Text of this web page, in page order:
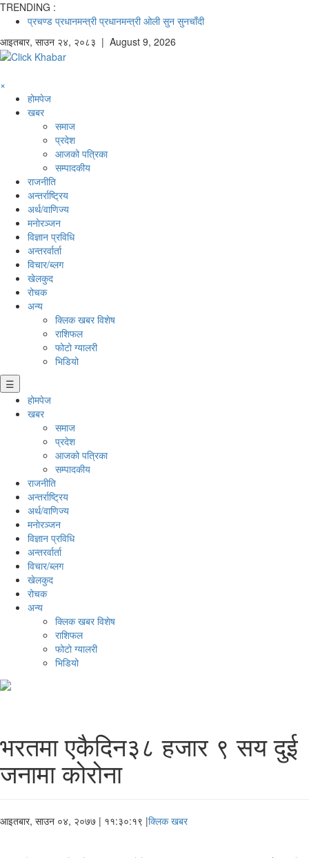
TRENDING :
प्रचण्ड प्रधानमन्त्री प्रधानमन्त्री ओली सुन सुनचाँदी
आइतबार, साउन २४, २०८३ | August 9, 2026
×
होमपेज
खबर
समाज
प्रदेश
आजको पत्रिका
सम्पादकीय
राजनीति
अन्तर्राष्ट्रिय
अर्थ/वाणिज्य
मनाेरञ्जन
विज्ञान प्रविधि
अन्तरर्वार्ता
विचार/ब्लग
खेलकुद
रोचक
अन्य
क्लिक खबर विशेष
राशिफल
फोटो ग्यालरी
भिडियो
☰
होमपेज
खबर
समाज
प्रदेश
आजको पत्रिका
सम्पादकीय
राजनीति
अन्तर्राष्ट्रिय
अर्थ/वाणिज्य
मनाेरञ्जन
विज्ञान प्रविधि
अन्तरर्वार्ता
विचार/ब्लग
खेलकुद
रोचक
अन्य
क्लिक खबर विशेष
राशिफल
फोटो ग्यालरी
भिडियो
भरतमा एकैदिन३८ हजार ९ सय दुई
जनामा कोरोना
आइतबार, साउन ०४, २०७७ | ११:३०:१९ |क्लिक खबर